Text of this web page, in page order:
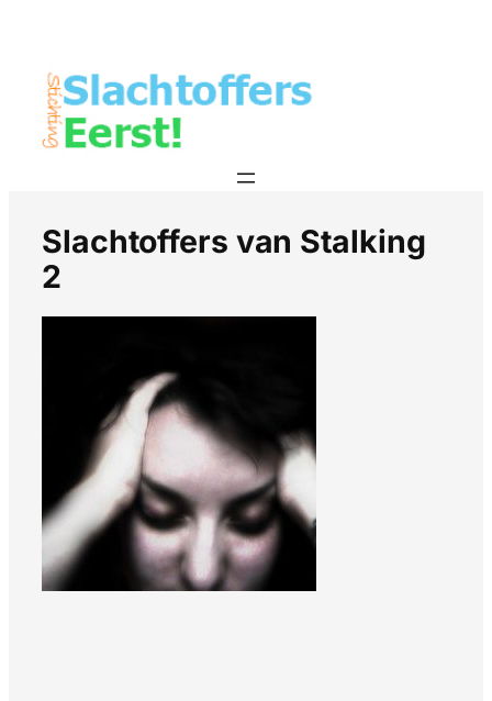
Slachtoffers van Stalking
2